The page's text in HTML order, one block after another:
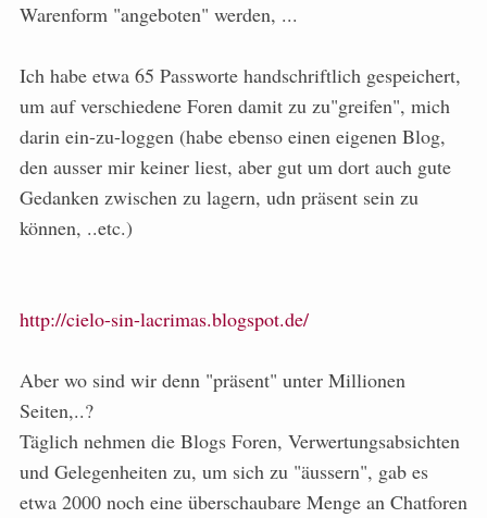
Warenform "angeboten" werden, ...
Ich habe etwa 65 Passworte handschriftlich gespeichert,
um auf verschiedene Foren damit zu zu"greifen", mich
darin ein-zu-loggen (habe ebenso einen eigenen Blog,
den ausser mir keiner liest, aber gut um dort auch gute
Gedanken zwischen zu lagern, udn präsent sein zu
können, ..etc.)
http://cielo-sin-lacrimas.blogspot.de/
Aber wo sind wir denn "präsent" unter Millionen
Seiten,..?
Täglich nehmen die Blogs Foren, Verwertungsabsichten
und Gelegenheiten zu, um sich zu "äussern", gab es
etwa 2000 noch eine überschaubare Menge an Chatforen